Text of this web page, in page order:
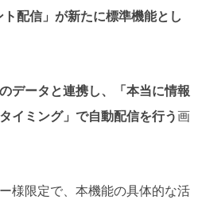
ト配信」が新たに標準機能とし
データと連携し、「本当に情報
イミング」で自動配信を行う画
様限定で、本機能の具体的な活